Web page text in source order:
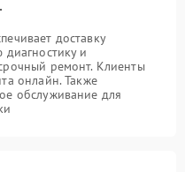
доставку
и
ремонт. Клиенты
онлайн. Также
обслуживание для